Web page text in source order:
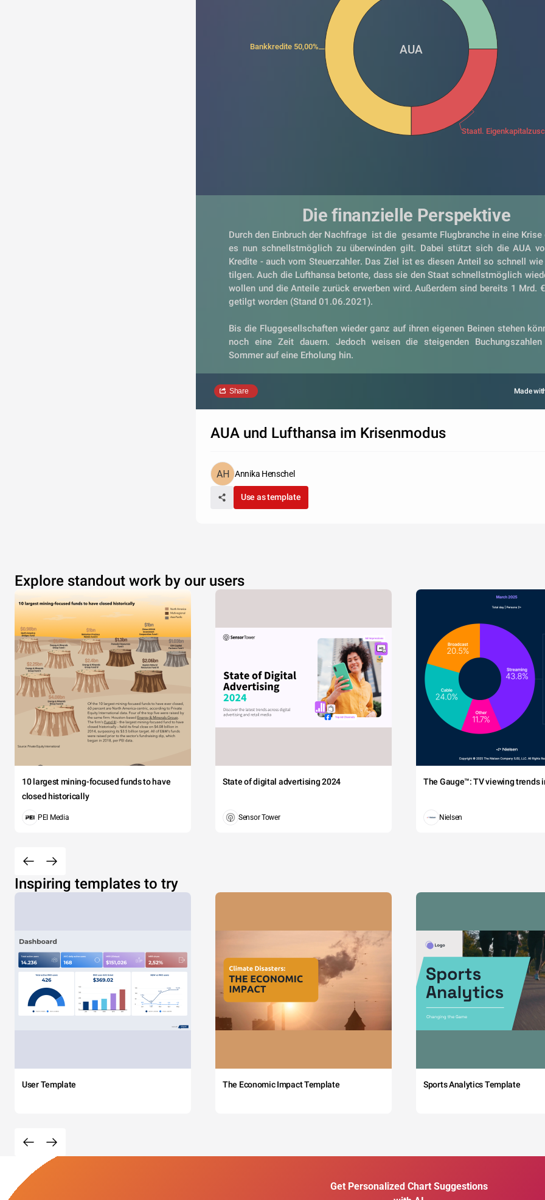
AUA
Staatl.
Bankkredite 50,00%
Die finanzielle Perspektive
Durch den Einbruch der Nachfrage  ist die  gesamte Flugbranche in eine Krise
es nun schnellstmöglich zu überwinden gilt. Dabei stützt sich die AUA
Kredite - auch vom Steuerzahler. Das Ziel ist es diesen Anteil so schnell
tilgen. Auch die Lufthansa betonte, dass sie den Staat schnellstmöglich
wollen und die Anteile zurück erwerben wird. Außerdem sind bereits 1 Mrd.
getilgt worden (Stand 01.06.2021).
Bis die Fluggesellschaften wieder ganz auf ihren eigenen Beinen stehen
noch eine Zeit dauern. Jedoch weisen die steigenden
Sommer auf eine Erholung hin.
Share Made
AUA und Lufthansa im Krisenmodus
Annika Henschel
Use as template
Explore standout work by our users
10 largest mining-focused funds to have
closed historically
PEI Media
State of digital advertising 2024
Sensor Tower
The Gauge™: TV viewing trends
Nielsen
Inspiring templates to try
User Template The Economic Impact Template Sports Analytics Template
Get Personalized Chart Suggestions